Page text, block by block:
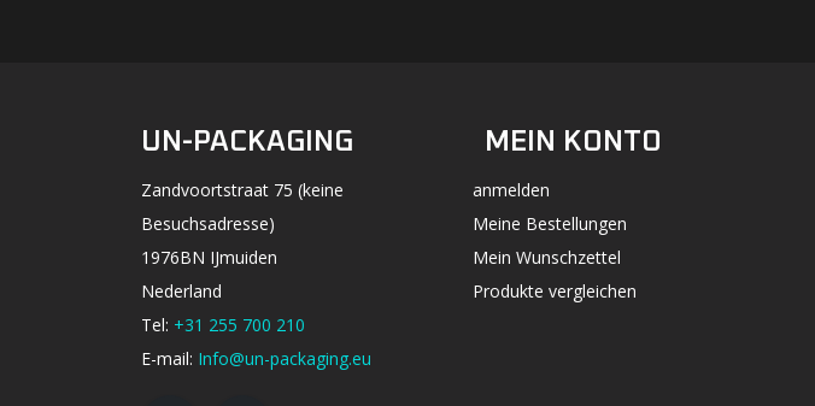
UN-PACKAGING
Zandvoortstraat 75 (keine
Besuchsadresse)
1976BN IJmuiden
Nederland
Tel: +31 255 700 210
E-mail: Info@un-packaging.eu
MEIN KONTO
anmelden
Meine Bestellungen
Mein Wunschzettel
Produkte vergleichen